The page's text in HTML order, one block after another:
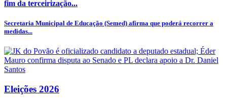
fim da terceirização...
Secretaria Municipal de Educação (Semed) afirma que poderá recorrer a
medidas...
Eleições 2026